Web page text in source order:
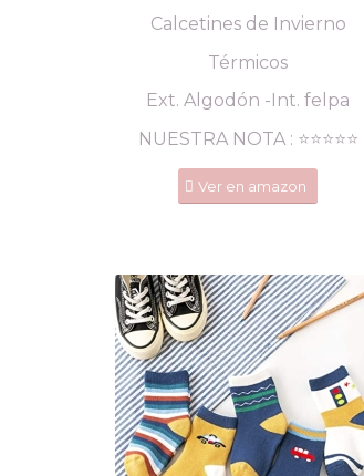
Calcetines de Invierno
Térmicos
Ext. Algodón -Int. felpa
NUESTRA NOTA : ⭐️⭐️⭐️⭐️⭐️
Ver en amazon